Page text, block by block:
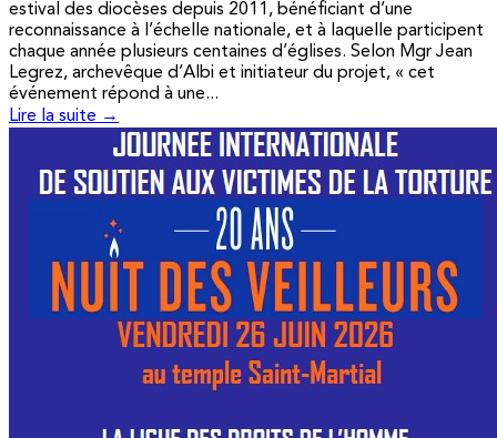
estival des diocèses depuis 2011, bénéficiant d’une
reconnaissance à l’échelle nationale, et à laquelle participent
chaque année plusieurs centaines d’églises. Selon Mgr Jean
Legrez, archevêque d’Albi et initiateur du projet, « cet
événement répond à une...
Lire la suite →